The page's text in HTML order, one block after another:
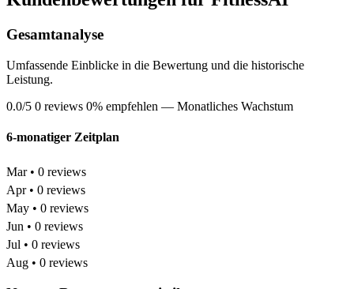
Gesamtanalyse
Umfassende Einblicke in die Bewertung und die historische
Leistung.
0.0/5 0 reviews 0% empfehlen — Monatliches Wachstum
6-monatiger Zeitplan
Mar • 0 reviews
Apr • 0 reviews
May • 0 reviews
Jun • 0 reviews
Jul • 0 reviews
Aug • 0 reviews